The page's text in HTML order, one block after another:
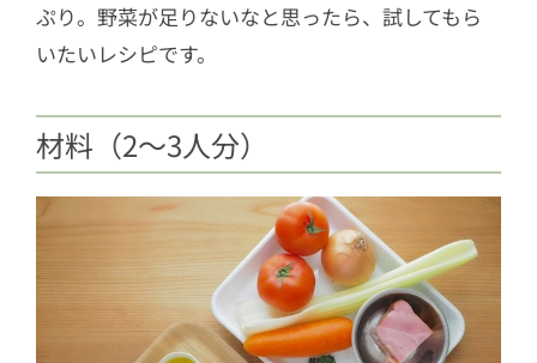
ぷり。野菜が足りないなと思ったら、試してもら
いたいレシピです。
材料（2〜3人分）